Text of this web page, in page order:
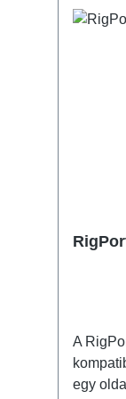
A
kompatibilis
egy